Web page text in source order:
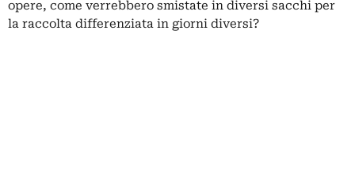
opere, come verrebbero smistate in diversi sacchi per
la raccolta differenziata in giorni diversi?